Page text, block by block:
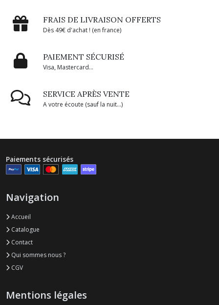
FRAIS DE LIVRAISON OFFERTS
Dès 49€ d'achat ! (en france)
PAIEMENT SÉCURISÉ
Visa, Mastercard...
SERVICE APRÈS VENTE
A votre écoute (sauf la nuit...)
Paiements sécurisés
Navigation
Accueil
Catalogue
Contact
Qui sommes nous ?
CGV
Mentions légales